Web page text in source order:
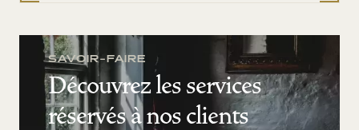
SAVOIR-FAIRE
Découvrez les services
réservés à nos clients